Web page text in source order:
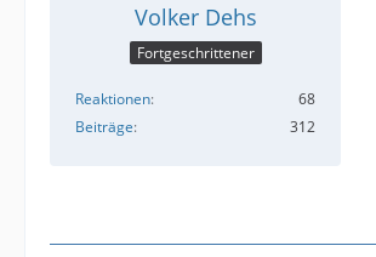
Volker Dehs
Fortgeschrittener
Reaktionen
68
Beiträge
312